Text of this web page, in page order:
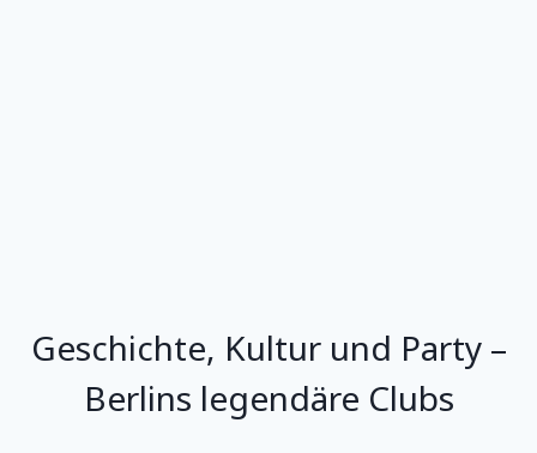
Geschichte, Kultur und Party –
Berlins legendäre Clubs